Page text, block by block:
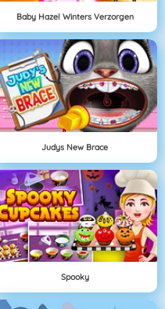
Baby Hazel Winters Verzorgen
Judys New Brace
Spooky